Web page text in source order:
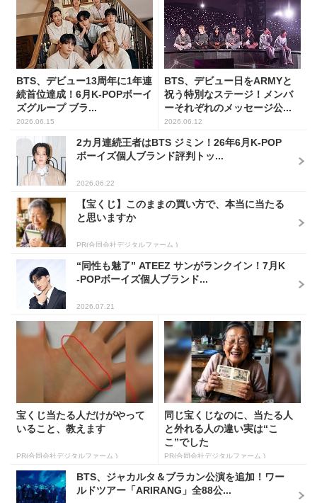
BTS、デビュー13周年に1年連
続首位達成！6月K-POPボーイ
ズグループ ブラ...
2026.06.15
BTS、デビュー日をARMYと
祝う特別なステージ！メンバ
ーそれぞれのメッセージ公...
2026.06.12
2カ月連続王者はBTS ジミン！26年6月K-POP
ボーイズ個人ブランド評判トッ...
2026.06.22
【宝くじ】このままの買い方で、本当に当たる
と思いますか
PR(合同会社デジタルファーム )
“同性も魅了” ATEEZ サンがランクイン！7月K
-POPボーイズ個人ブランド...
2026.07.21
宝くじ当たる人だけがやって
いること、教えます
PR(合同会社デジタルファーム )
同じ宝くじなのに、当たる人
と外れる人の違い実は“こ
こ”でした
PR(合同会社デジタルファーム )
BTS、ジャカルタ＆ブラカン公演を追加！ワー
ルドツアー「ARIRANG」全88公...